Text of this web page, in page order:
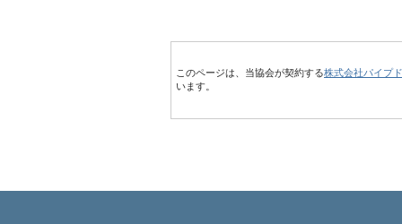
このページは、当協会が契約する株式会社パイプ
います。